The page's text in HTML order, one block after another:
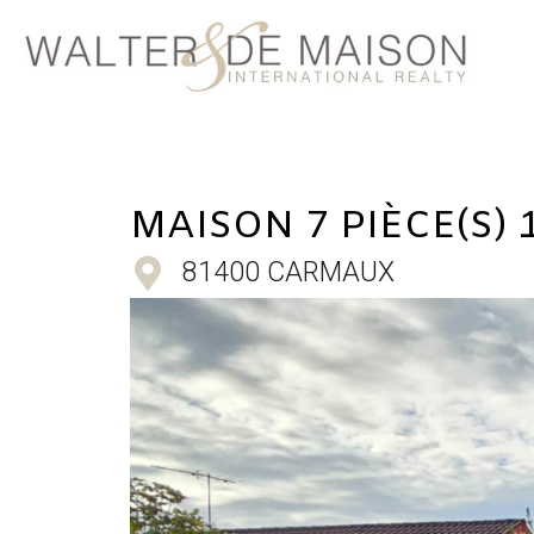
MAISON 7 PIÈCE(S)
81400 CARMAUX